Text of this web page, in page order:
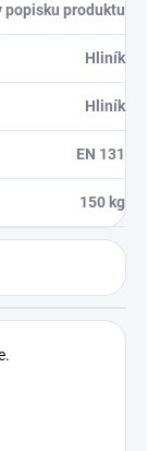
popisku produktu
Hliník
Hliník
EN 131
150 kg